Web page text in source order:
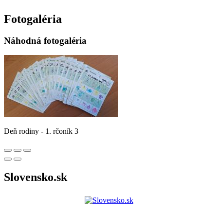
Fotogaléria
Náhodná fotogaléria
Deň rodiny - 1. rčoník 3
Slovensko.sk